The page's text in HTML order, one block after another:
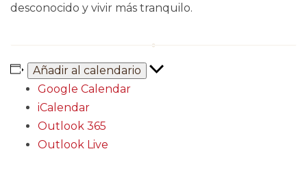
desconocido y vivir más tranquilo.
Añadir al calendario
Google Calendar
iCalendar
Outlook 365
Outlook Live